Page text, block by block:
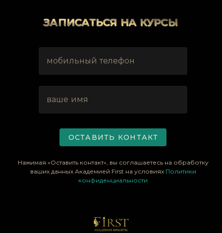
ЗАПИСАТЬСЯ НА КУРСЫ
мобильный телефон
ваше имя
ОСТАВИТЬ КОНТАКТ
Нажимая «Оставить контакт», вы соглашаетесь на обработку
ваших данных Академией First на условиях Политики
конфиденциальности